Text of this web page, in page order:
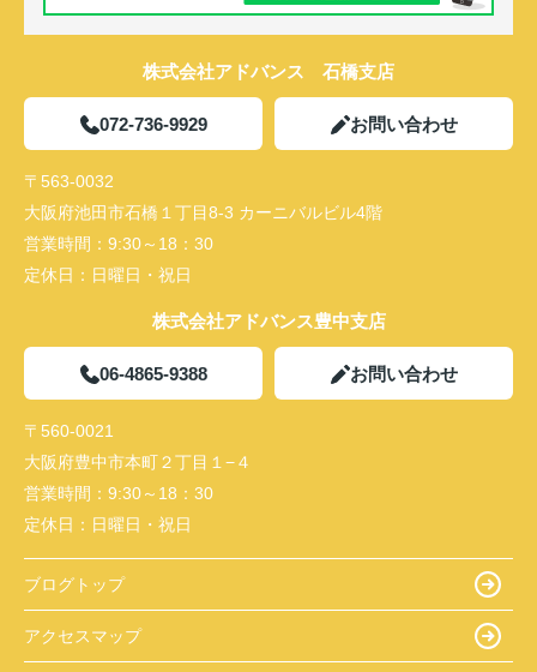
株式会社アドバンス 石橋支店
072-736-9929 お問い合わせ
〒563-0032
大阪府池田市石橋１丁目8-3 カーニバルビル4階
営業時間： 9:30～18：30
定休日： 日曜日・祝日
株式会社アドバンス豊中支店
06-4865-9388 お問い合わせ
〒560-0021
大阪府豊中市本町２丁目１−４
営業時間： 9:30～18：30
定休日： 日曜日・祝日
ブログトップ
アクセスマップ